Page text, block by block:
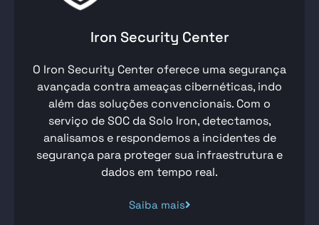
Iron Security Center
O Iron Security Center oferece uma segurança
avançada contra ameaças cibernéticas, indo
além das soluções convencionais. Com o
serviço de SOC da Solo Iron, detectamos,
analisamos e respondemos a incidentes de
segurança para proteger sua infraestrutura e
dados em tempo real.
Saiba mais